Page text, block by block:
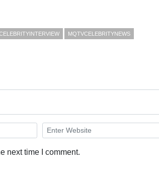
MQTVCELEBRITYNEWS
next time I comment.